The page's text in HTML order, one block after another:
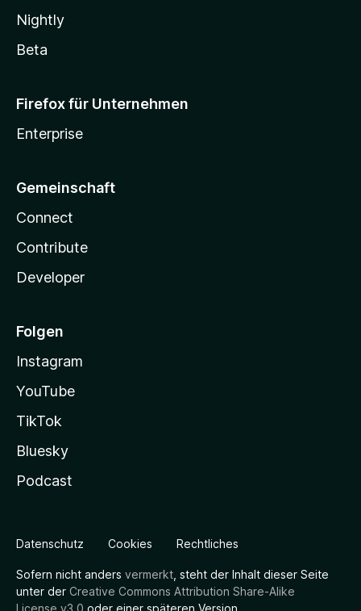
Nightly
Beta
Firefox für Unternehmen
Enterprise
Gemeinschaft
Connect
Contribute
Developer
Folgen
Instagram
YouTube
TikTok
Bluesky
Podcast
Datenschutz Cookies Rechtliches
Sofern nicht anders vermerkt , steht der Inhalt dieser Seite
unter der Creative Commons Attribution Share-Alike
License v3.0 oder einer späteren Version.